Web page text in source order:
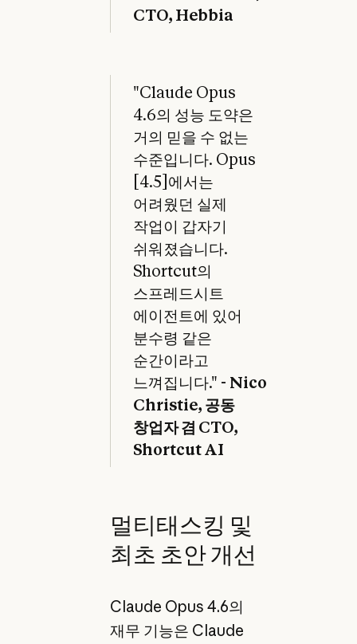
CTO, Hebbia
"Claude Opus
4.6의 성능 도약은
거의 믿을 수 없는
수준입니다. Opus
[4.5]에서는
어려웠던 실제
작업이 갑자기
쉬워졌습니다.
Shortcut의
스프레드시트
에이전트에 있어
분수령 같은
순간이라고
느껴집니다." - Nico
Christie, 공동
창업자 겸 CTO,
Shortcut AI
멀티태스킹 및
최초 초안 개선
Claude Opus 4.6의
재무 기능은 Claude